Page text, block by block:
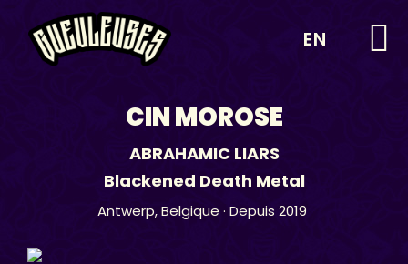
EN
CIN MOROSE
ABRAHAMIC LIARS
Blackened Death Metal
Antwerp,Belgique · Depuis 2019